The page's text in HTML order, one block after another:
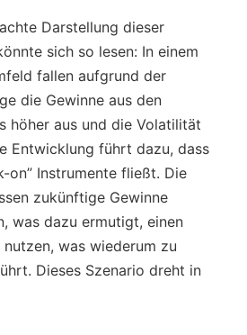
Darstellung dieser
sich so lesen: In einem
fallen aufgrund der
die Gewinne aus den
höher aus und die Volatilität
Entwicklung führt dazu, dass
on” Instrumente fließt. Die
zukünftige Gewinne
was dazu ermutigt, einen
was wiederum zu
Dieses Szenario dreht in